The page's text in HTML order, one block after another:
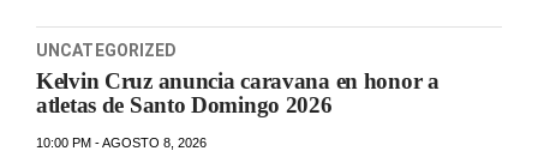
UNCATEGORIZED
Kelvin Cruz anuncia caravana en honor a
atletas de Santo Domingo 2026
10:00 PM - AGOSTO 8, 2026